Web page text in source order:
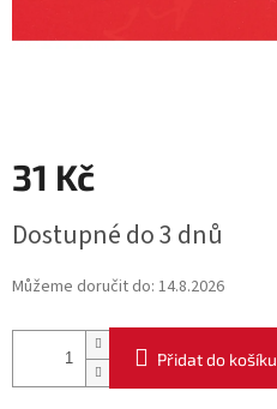
31 Kč
cena:
Dostupné do 3 dnů
Můžeme doručit do: 14.8.2026
Přidat do košíku